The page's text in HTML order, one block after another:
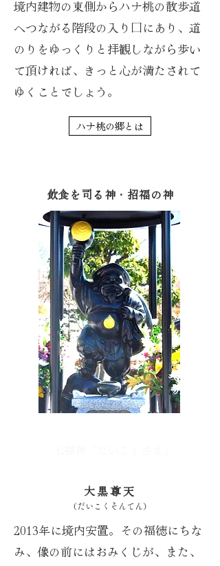
境内建物の東側からハナ桃の散歩道
へつながる階段の入り口にあり、道
のりをゆっくりと拝観しながら歩い
て頂ければ、きっと心が満たされて
ゆくことでしょう。
ハナ桃の郷とは
飲食を司る神・招福の神
大黒尊天​
（だいこくそんてん）
2013年に境内安置。その福徳にちな
み、像の前にはおみくじが、また、